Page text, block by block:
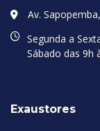
Av.
Segunda a
Sábado das 9h
Exaustores